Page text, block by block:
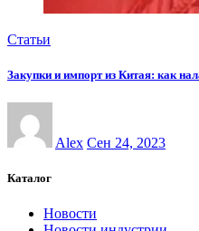
Статьи
Закупки и импорт из Китая: как
Alex Сен 24, 2023
Каталог
Новости